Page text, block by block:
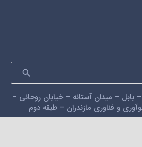
– بابل – میدان آستانه – خیابان روحانی –
و فناوری مازندران – طبقه دوم